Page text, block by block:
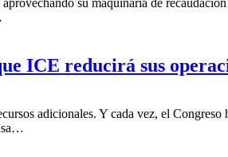
ICE reducirá sus
adicionales. Y cada vez, el